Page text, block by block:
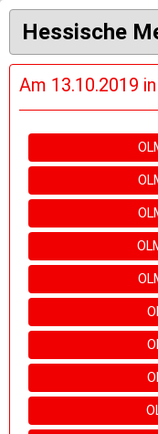
Hessische
Am 13.10.2019